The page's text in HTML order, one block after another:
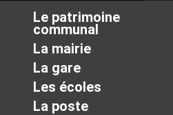
Le patrimoine
communal
La mairie
La gare
Les écoles
La poste